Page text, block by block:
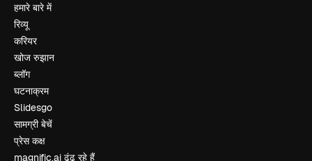
हमारे बारे में
रिव्यू
करियर
खोज रुझान
ब्लॉग
घटनाक्रम
Slidesgo
सामग्री बेचें
प्रेस कक्ष
magnific.ai ढूंढ रहे हैं